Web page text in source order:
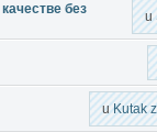
без
u
uKutak